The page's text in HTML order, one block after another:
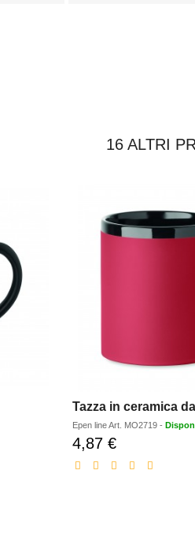
16 ALTRI
Tazza in ceramica
Epen lineArt. MO2719-
4,87 €Prezzo